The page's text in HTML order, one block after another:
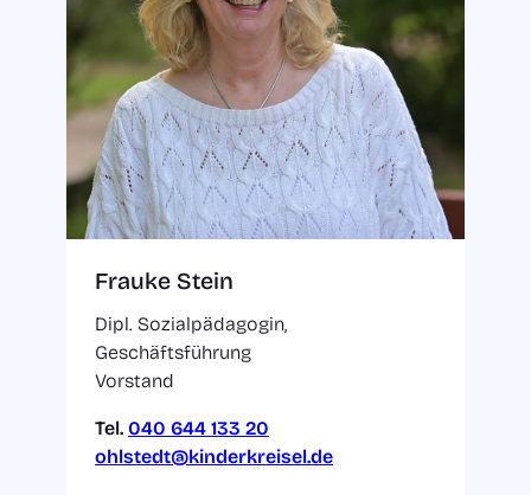
Frauke Stein
Dipl. Sozialpädagogin,
Geschäftsführung
Vorstand
Tel. 040 644 133 20
ohlstedt@kinderkreisel.de